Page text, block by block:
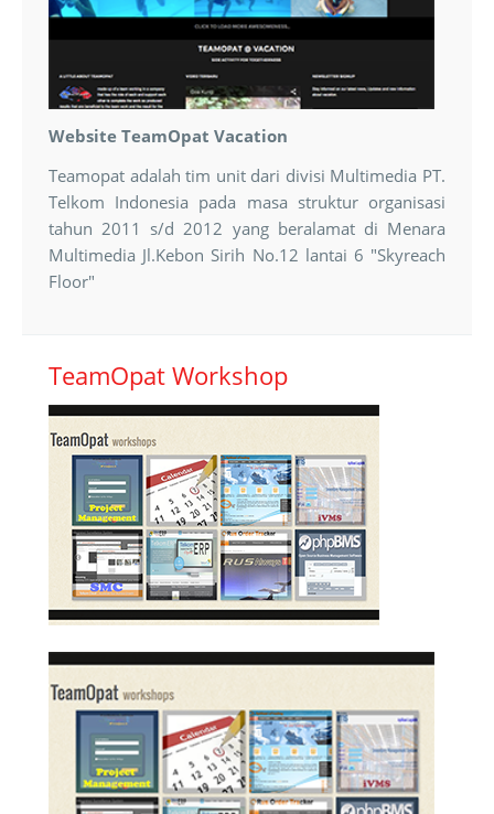
Website TeamOpat Vacation
Teamopat adalah tim unit dari divisi Multimedia PT.
Telkom Indonesia pada masa struktur organisasi
tahun 2011 s/d 2012 yang beralamat di Menara
Multimedia Jl.Kebon Sirih No.12 lantai 6 "Skyreach
Floor"
TeamOpat Workshop